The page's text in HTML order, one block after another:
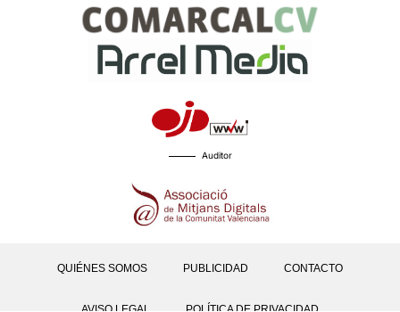
Auditor
QUIÉNES SOMOS PUBLICIDAD CONTACTO
AVISO LEGAL POLÍTICA DE PRIVACIDAD